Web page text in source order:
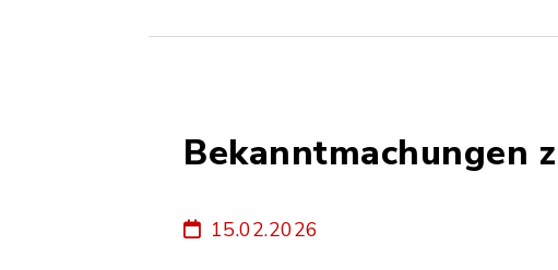
Bekanntmachungen
15.02.2026